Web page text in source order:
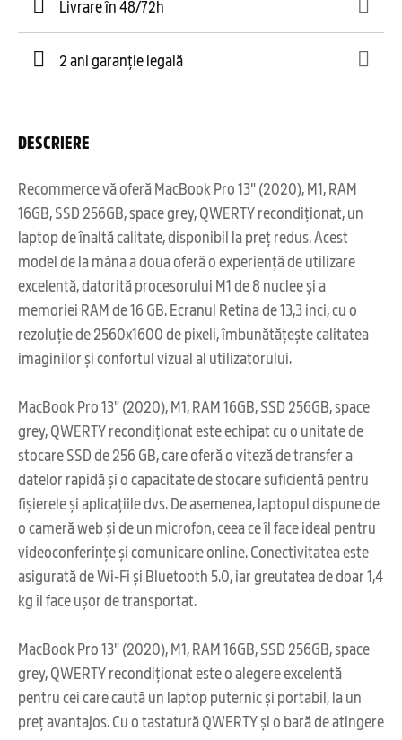
Livrare în 48/72h
2 ani garanție legală
DESCRIERE
Recommerce vă oferă MacBook Pro 13" (2020), M1, RAM
16GB, SSD 256GB, space grey, QWERTY recondiționat, un
laptop de înaltă calitate, disponibil la preț redus. Acest
model de la mâna a doua oferă o experiență de utilizare
excelentă, datorită procesorului M1 de 8 nuclee și a
memoriei RAM de 16 GB. Ecranul Retina de 13,3 inci, cu o
rezoluție de 2560x1600 de pixeli, îmbunătățește calitatea
imaginilor și confortul vizual al utilizatorului.
MacBook Pro 13" (2020), M1, RAM 16GB, SSD 256GB, space
grey, QWERTY recondiționat este echipat cu o unitate de
stocare SSD de 256 GB, care oferă o viteză de transfer a
datelor rapidă și o capacitate de stocare suficientă pentru
fișierele și aplicațiile dvs. De asemenea, laptopul dispune de
o cameră web și de un microfon, ceea ce îl face ideal pentru
videoconferințe și comunicare online. Conectivitatea este
asigurată de Wi-Fi și Bluetooth 5.0, iar greutatea de doar 1,4
kg îl face ușor de transportat.
MacBook Pro 13" (2020), M1, RAM 16GB, SSD 256GB, space
grey, QWERTY recondiționat este o alegere excelentă
pentru cei care caută un laptop puternic și portabil, la un
preț avantajos. Cu o tastatură QWERTY și o bară de atingere